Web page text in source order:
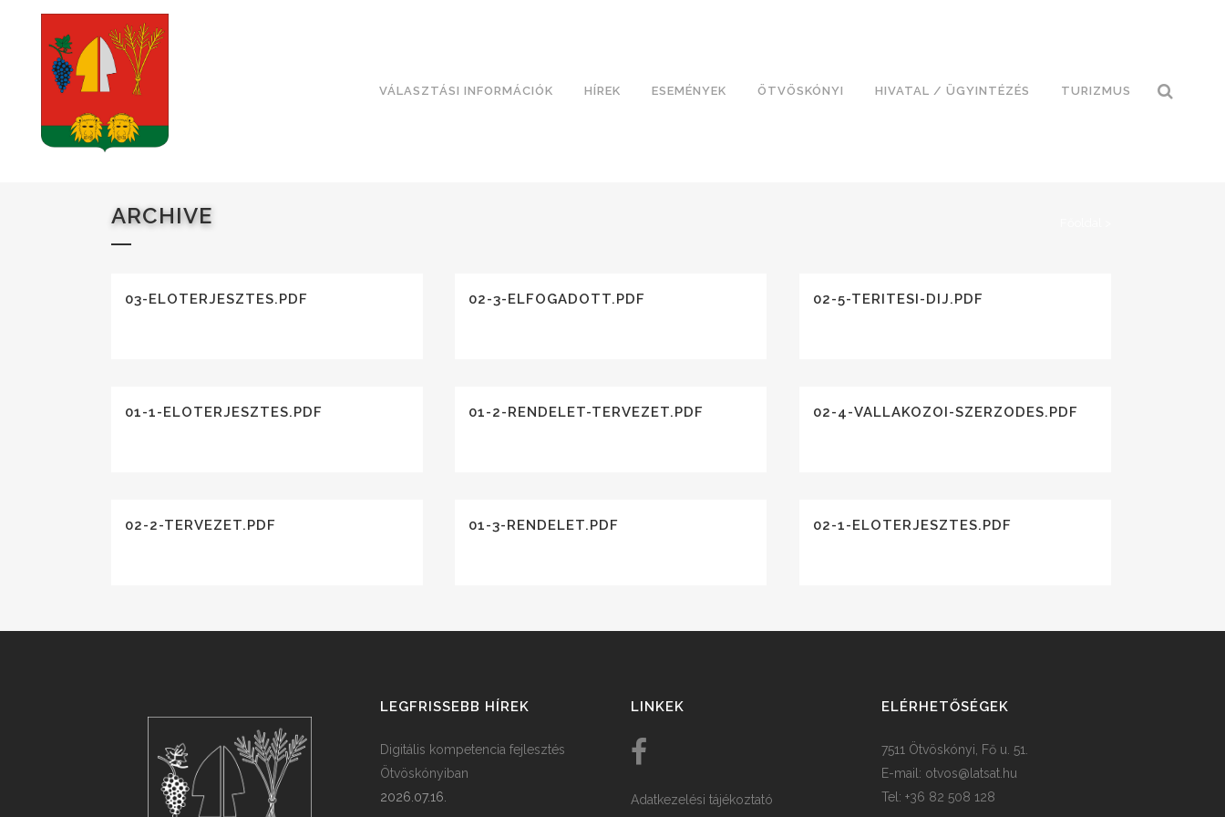
VÁLASZTÁSI INFORMÁCIÓK HÍREK ESEMÉNYEK ÖTVÖSKÓNYI HIVATAL / ÜGYINTÉZÉS TURIZMUS
ARCHIVE
03-ELOTERJESZTES.PDF 02-3-ELFOGADOTT.PDF 02-5-TERITESI-DIJ.PDF
01-1-ELOTERJESZTES.PDF 01-2-RENDELET-TERVEZET.PDF 02-4-VALLAKOZOI-SZERZODES.PDF
02-2-TERVEZET.PDF 01-3-RENDELET.PDF 02-1-ELOTERJESZTES.PDF
LEGFRISSEBB HÍREK
Digitális kompetencia fejlesztés
Ötvöskónyiban
2026.07.16.
LINKEK
Adatkezelési tájékoztató
ELÉRHETŐSÉGEK
7511 Ötvöskónyi, Fő u. 51.
E-mail: otvos@latsat.hu
Tel: +36 82 508 128